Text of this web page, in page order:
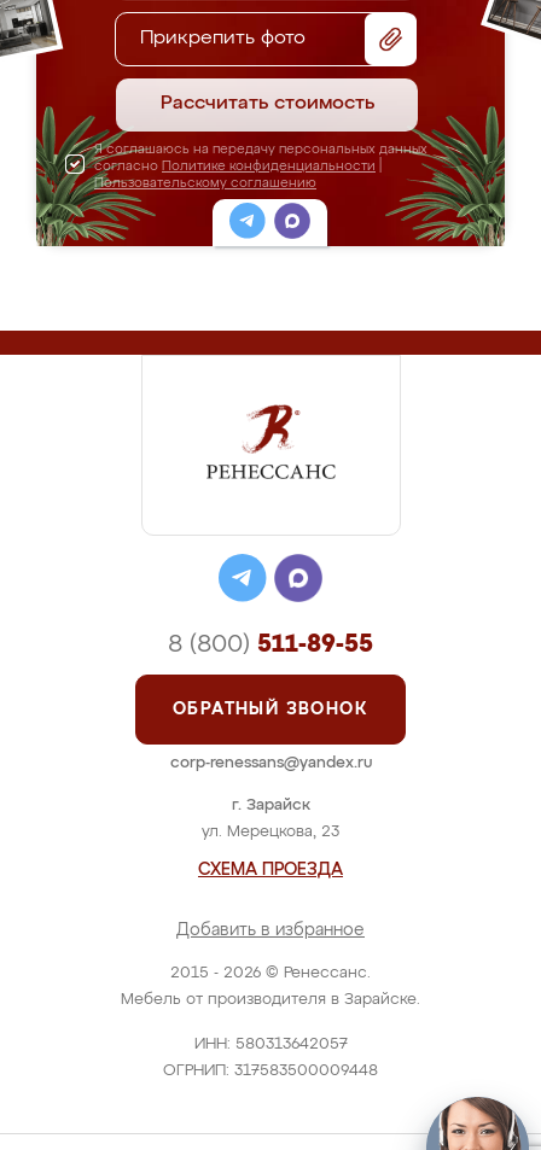
Прикрепить фото
Рассчитать стоимость
Я соглашаюсь на передачу персональных данных
согласно Политике конфиденциальности
Пользовательскому соглашению
2015 - 2026 © Ренессанс.
Мебель от производителя в Зарайске.
ИНН: 580313642057
ОГРНИП: 317583500009448
г. Зарайск
ул. Мерецкова, 23
СХЕМА ПРОЕЗДА
Добавить в избранное
8 (800) 511-89-55
ОБРАТНЫЙ ЗВОНОК
corp-renessans@yandex.ru